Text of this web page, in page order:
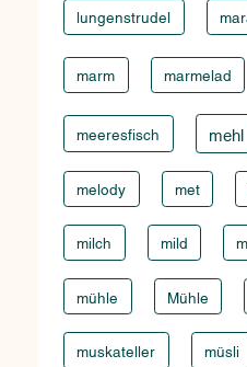
lungenstrudel
marm marmelad
meeresfisch mehl
melody met
milch mild
mühle Mühle
muskateller müsli